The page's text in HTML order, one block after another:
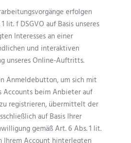
erfolgen
lit. f DSGVO auf Basis unseres
Interesses an einer
und interaktiven
unseres Online-Auftritts.
Anmeldebutton, um sich mit
Accounts beim Anbieter auf
registrieren, übermittelt der
auf Basis Ihrer
gemäß Art. 6 Abs. 1 lit.